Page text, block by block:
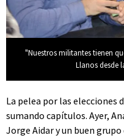
"Nuestros militantes tienen
Llanos desde
La pelea por las
sumando capítulos. Ayer,
Jorge Aidar y un buen